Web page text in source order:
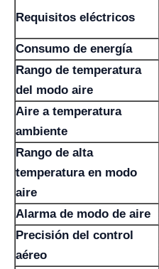
Requisitos eléctricos
Consumo de energía
Rango de temperatura
del modo aire
Aire a temperatura
ambiente
Rango de alta
temperatura en modo
aire
Alarma de modo de aire
Precisión del control
aéreo